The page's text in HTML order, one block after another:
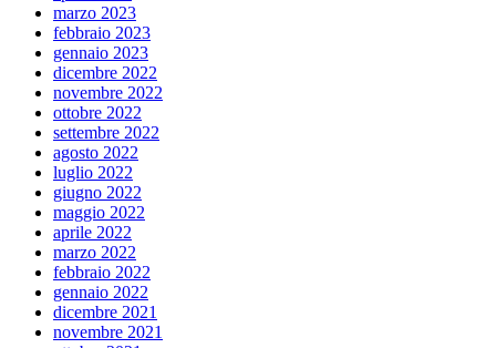
marzo 2023
febbraio 2023
gennaio 2023
dicembre 2022
novembre 2022
ottobre 2022
settembre 2022
agosto 2022
luglio 2022
giugno 2022
maggio 2022
aprile 2022
marzo 2022
febbraio 2022
gennaio 2022
dicembre 2021
novembre 2021